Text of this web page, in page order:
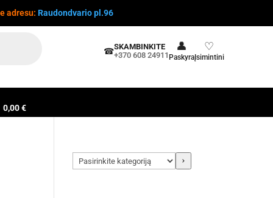
adresu: Raudondvario pl.96
☎SKAMBINKITE
+370 608 24911
👤
Paskyra
♡
Įsimintini
0,00 €
Pasirinkite
kategoriją